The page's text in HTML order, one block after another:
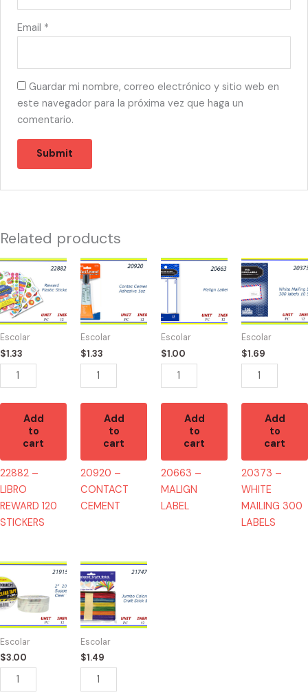
Email *
Guardar mi nombre, correo electrónico y sitio web en
este navegador para la próxima vez que haga un
comentario.
Related products
Escolar
$1.33
22882
-
LIBRO
REWARD
120
STICKERS
quantity
Add
to
cart
22882 –
LIBRO
REWARD 120
STICKERS
Escolar
$1.33
20920
-
CONTACT
CEMENT
quantity
Add
to
cart
20920 –
CONTACT
CEMENT
Escolar
$1.00
20663
-
LABEL
quantity
Add
to
cart
20663 –
MALIGN
LABEL
Escolar
$1.69
20373
-
WHITE
MAILING
300
LABELS
quantity
Add
to
cart
20373 –
WHITE
MAILING 300
LABELS
Escolar
$3.00
21915
-
TAPE
200YD
quantity
Escolar
$1.49
21747
-
JUMBO
COLOR
CRAFT
quantity